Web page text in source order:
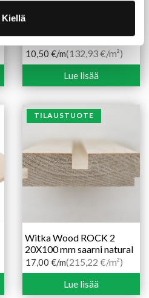
Kiellä
20X100 mm koivu natural
10,50 €/m(132,93 €/m²)
Lue lisää
Witka Wood ROCK 2
20X100 mm saarni natural
17,00 €/m(215,22 €/m²)
Lue lisää
TILAUSTUOTE